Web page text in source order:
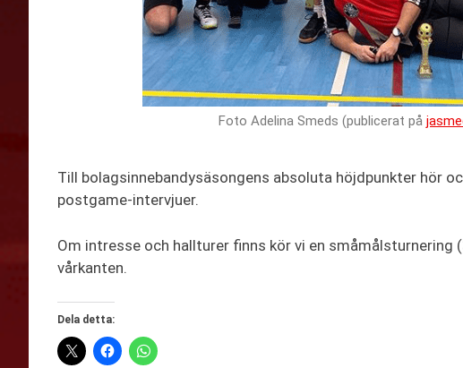
Foto Adelina Smeds (publicerat på
Till bolagsinnebandysäsongens absoluta höjdpunkter hör
postgame-intervjuer.
Om intresse och hallturer finns kör vi en småmålsturnering
vårkanten.
Dela detta: